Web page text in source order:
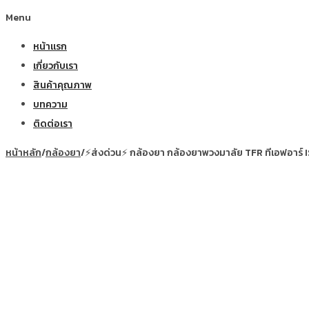
Menu
หน้าแรก
เกี่ยวกับเรา
สินค้าคุณภาพ
บทความ
ติดต่อเรา
หน้าหลัก/กล้องยา/⚡ส่งด่วน⚡ กล้องยา กล้องยาพวงมาลัย TFR ทีเอฟอาร์